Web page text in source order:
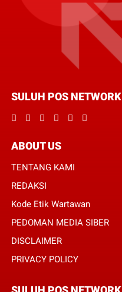
SULUH POS NETWORK
ABOUT US
TENTANG KAMI
REDAKSI
Kode Etik Wartawan
PEDOMAN MEDIA SIBER
DISCLAIMER
PRIVACY POLICY